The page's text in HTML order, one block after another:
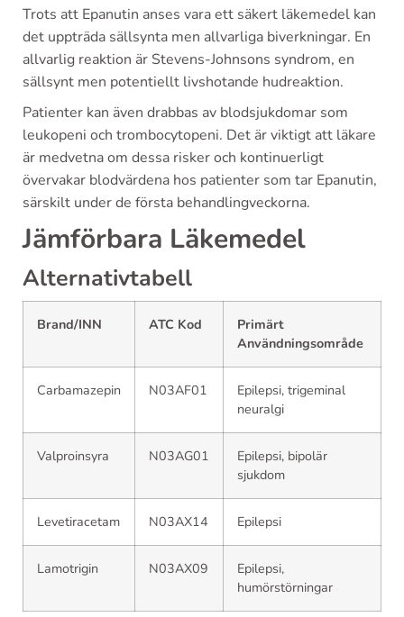
Trots att Epanutin anses vara ett säkert läkemedel kan
det uppträda sällsynta men allvarliga biverkningar. En
allvarlig reaktion är Stevens-Johnsons syndrom, en
sällsynt men potentiellt livshotande hudreaktion.
Patienter kan även drabbas av blodsjukdomar som
leukopeni och trombocytopeni. Det är viktigt att läkare
är medvetna om dessa risker och kontinuerligt
övervakar blodvärdena hos patienter som tar Epanutin,
särskilt under de första behandlingveckorna.
Jämförbara Läkemedel
Alternativtabell
Brand/INN ATC Kod
Primärt
Användningsområde
Carbamazepin N03AF01
Epilepsi, trigeminal
neuralgi
Valproinsyra N03AG01
Epilepsi, bipolär
sjukdom
Levetiracetam N03AX14 Epilepsi
Lamotrigin N03AX09
Epilepsi,
humörstörningar